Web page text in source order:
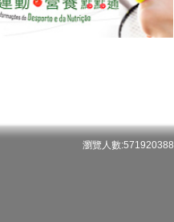
瀏覽人數:571920388